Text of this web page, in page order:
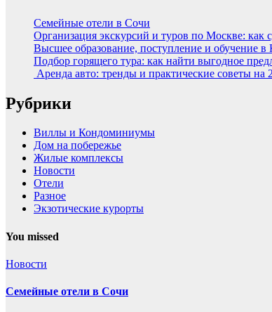
Семейные отели в Сочи
Организация экскурсий и туров по Москве: как
Высшее образование, поступление и обучение в
Подбор горящего тура: как найти выгодное
Аренда авто: тренды и практические советы на
Рубрики
Виллы и Кондоминиумы
Дом на побережье
Жилые комплексы
Новости
Отели
Разное
Экзотические курорты
You missed
Новости
Семейные отели в Сочи